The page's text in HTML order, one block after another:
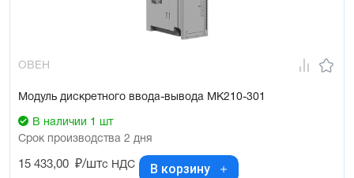
ОВЕН
Модуль дискретного ввода-вывода МК210-301
В наличии 1 шт
Срок производства 2 дня
15 433,00 ₽/штс НДС В корзину